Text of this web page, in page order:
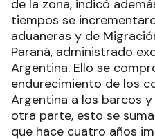
de la zona, indicó
tiempos se
aduaneras y de
Paraná, administrado
Argentina. Ello se
endurecimiento de los
Argentina a los barcos
otra parte, esto se
que hace cuatro años